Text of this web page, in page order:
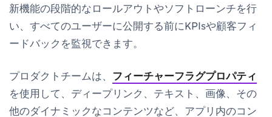
新機能の段階的なロールアウトやソフトローンチを行
い、すべてのユーザーに公開する前にKPIsや顧客フィ
ードバックを監視できます。
プロダクトチームは、 フィーチャーフラグプロパティ
を使用して、ディープリンク、テキスト、画像、その
他のダイナミックなコンテンツなど、アプリ内のコン